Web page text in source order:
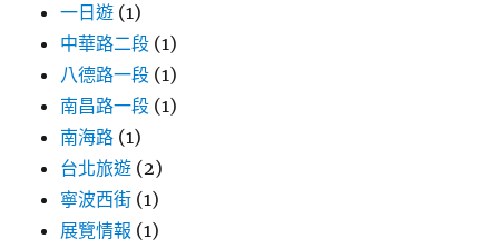
一日遊 (1)
中華路二段 (1)
八德路一段 (1)
南昌路一段 (1)
南海路 (1)
台北旅遊 (2)
寧波西街 (1)
展覽情報 (1)